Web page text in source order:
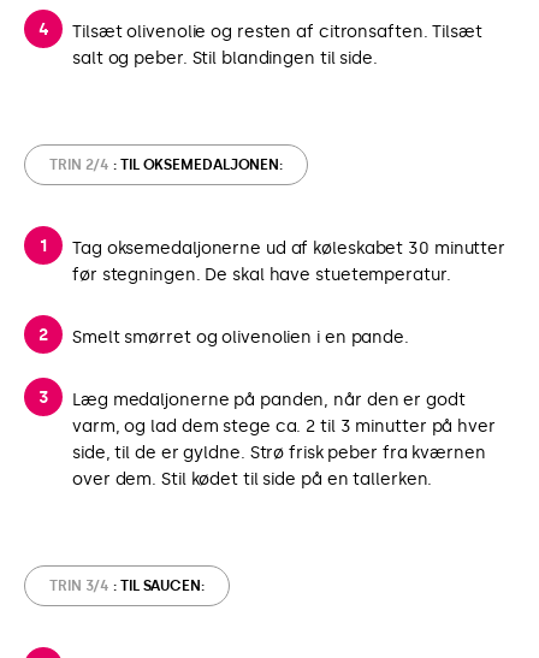
Tilsæt olivenolie og resten af citronsaften. Tilsæt
salt og peber. Stil blandingen til side.
TRIN 2/4 : TIL OKSEMEDALJONEN:
Tag oksemedaljonerne ud af køleskabet 30 minutter
før stegningen. De skal have stuetemperatur.
Smelt smørret og olivenolien i en pande.
Læg medaljonerne på panden, når den er godt
varm, og lad dem stege ca. 2 til 3 minutter på hver
side, til de er gyldne. Strø frisk peber fra kværnen
over dem. Stil kødet til side på en tallerken.
TRIN 3/4 : TIL SAUCEN: